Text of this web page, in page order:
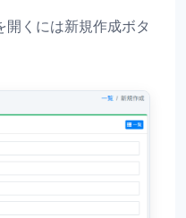
開くには新規作成ボタ